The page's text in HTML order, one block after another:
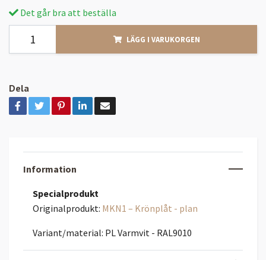
Det går bra att beställa
LÄGG I VARUKORGEN
Dela
Information
Specialprodukt
Originalprodukt: MKN1 – Krönplåt - plan
Variant/material: PL Varmvit - RAL9010